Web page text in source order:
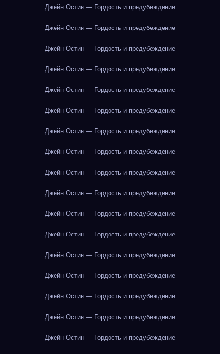
Джейн Остин — Гордость и предубеждение
Джейн Остин — Гордость и предубеждение
Джейн Остин — Гордость и предубеждение
Джейн Остин — Гордость и предубеждение
Джейн Остин — Гордость и предубеждение
Джейн Остин — Гордость и предубеждение
Джейн Остин — Гордость и предубеждение
Джейн Остин — Гордость и предубеждение
Джейн Остин — Гордость и предубеждение
Джейн Остин — Гордость и предубеждение
Джейн Остин — Гордость и предубеждение
Джейн Остин — Гордость и предубеждение
Джейн Остин — Гордость и предубеждение
Джейн Остин — Гордость и предубеждение
Джейн Остин — Гордость и предубеждение
Джейн Остин — Гордость и предубеждение
Джейн Остин — Гордость и предубеждение